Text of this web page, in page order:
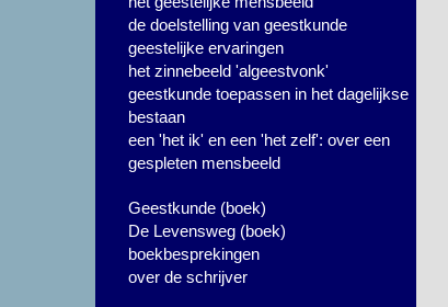
de doelstelling van geestkunde
geestelijke ervaringen
het zinnebeeld 'algeestvonk'
geestkunde toepassen in het dagelijkse
bestaan
een 'het ik' en een 'het zelf': over een
gespleten mensbeeld
Geestkunde (boek)
De Levensweg (boek)
boekbesprekingen
over de schrijver